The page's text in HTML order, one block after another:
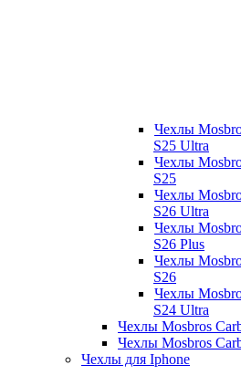
Чехлы
S25 Ultra
Чехлы
S25
Чехлы
S26 Ultra
Чехлы
S26 Plus
Чехлы
S26
Чехлы
S24 Ultra
Чехлы Mosbros
Чехлы Mosbros
Чехлы для Iphone